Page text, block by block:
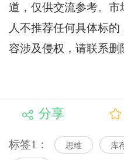
道，仅供交流参考。
人不推荐任何具体标
容涉及侵权，请联系删
分享
标签1： 思维 库